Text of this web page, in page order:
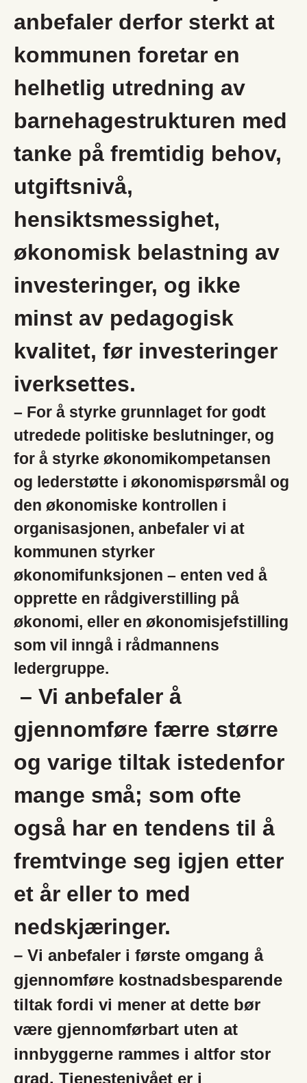
anbefaler derfor sterkt at
kommunen foretar en
helhetlig utredning av
barnehagestrukturen med
tanke på fremtidig behov,
utgiftsnivå,
hensiktsmessighet,
økonomisk belastning av
investeringer, og ikke
minst av pedagogisk
kvalitet, før investeringer
iverksettes.
– For å styrke grunnlaget for godt
utredede politiske beslutninger, og
for å styrke økonomikompetansen
og lederstøtte i økonomispørsmål og
den økonomiske kontrollen i
organisasjonen, anbefaler vi at
kommunen styrker
økonomifunksjonen – enten ved å
opprette en rådgiverstilling på
økonomi, eller en økonomisjefstilling
som vil inngå i rådmannens
ledergruppe.
– Vi anbefaler å
gjennomføre færre større
og varige tiltak istedenfor
mange små; som ofte
også har en tendens til å
fremtvinge seg igjen etter
et år eller to med
nedskjæringer.
– Vi anbefaler i første omgang å
gjennomføre kostnadsbesparende
tiltak fordi vi mener at dette bør
være gjennomførbart uten at
innbyggerne rammes i altfor stor
grad. Tjenestenivået er i